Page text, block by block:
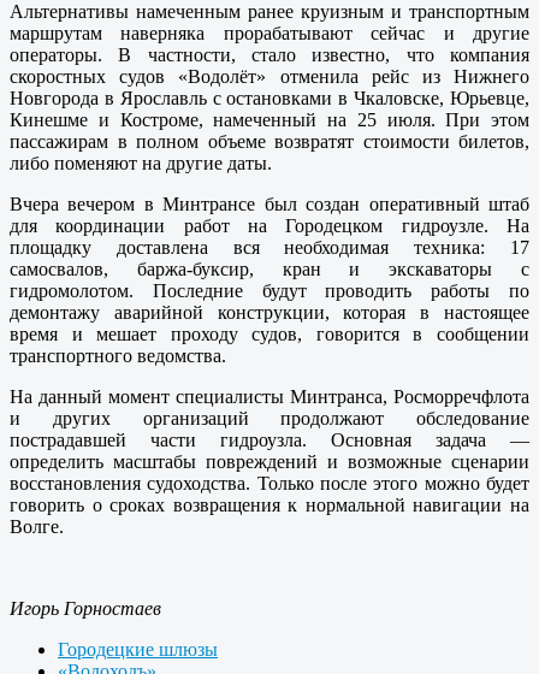
Альтернативы намеченным ранее круизным и транспортным
маршрутам наверняка прорабатывают сейчас и другие
операторы. В частности, стало известно, что компания
скоростных судов «Водолёт» отменила рейс из Нижнего
Новгорода в Ярославль с остановками в Чкаловске, Юрьевце,
Кинешме и Костроме, намеченный на 25 июля. При этом
пассажирам в полном объеме возвратят стоимости билетов,
либо поменяют на другие даты.
Вчера вечером в Минтрансе был создан оперативный штаб
для координации работ на Городецком гидроузле. На
площадку доставлена вся необходимая техника: 17
самосвалов, баржа-буксир, кран и экскаваторы с
гидромолотом. Последние будут проводить работы по
демонтажу аварийной конструкции, которая в настоящее
время и мешает проходу судов, говорится в сообщении
транспортного ведомства.
На данный момент специалисты Минтранса, Росморречфлота
и других организаций продолжают обследование
пострадавшей части гидроузла. Основная задача —
определить масштабы повреждений и возможные сценарии
восстановления судоходства. Только после этого можно будет
говорить о сроках возвращения к нормальной навигации на
Волге.
Игорь Горностаев
Городецкие шлюзы